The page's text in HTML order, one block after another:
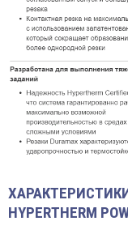
HYPERTHERM